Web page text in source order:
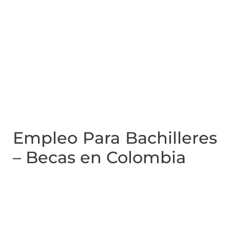
Empleo Para Bachilleres
– Becas en Colombia